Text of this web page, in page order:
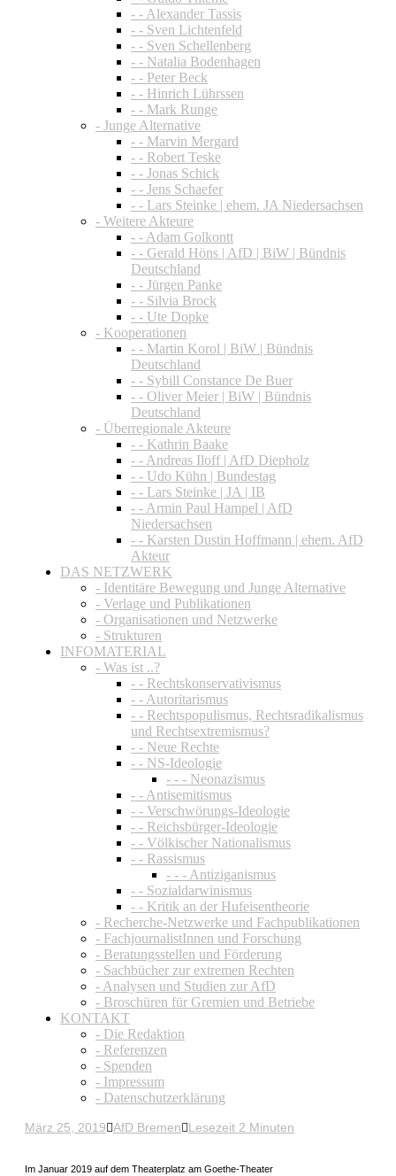
- - Alexander Tassis
- - Sven Lichtenfeld
- - Sven Schellenberg
- - Natalia Bodenhagen
- - Peter Beck
- - Hinrich Lührssen
- - Mark Runge
- Junge Alternative
- - Marvin Mergard
- - Robert Teske
- - Jonas Schick
- - Jens Schaefer
- - Lars Steinke | ehem. JA Niedersachsen
- Weitere Akteure
- - Adam Golkontt
- - Gerald Höns | AfD | BiW | Bündnis
Deutschland
- - Jürgen Panke
- - Silvia Brock
- - Ute Dopke
- Kooperationen
- - Martin Korol | BiW | Bündnis
Deutschland
- - Sybill Constance De Buer
- - Oliver Meier | BiW | Bündnis
Deutschland
- Überregionale Akteure
- - Kathrin Baake
- - Andreas Iloff | AfD Diepholz
- - Udo Kühn | Bundestag
- - Lars Steinke | JA | IB
- - Armin Paul Hampel | AfD
Niedersachsen
- - Karsten Dustin Hoffmann | ehem. AfD
Akteur
DAS NETZWERK
- Identitäre Bewegung und Junge Alternative
- Verlage und Publikationen
- Organisationen und Netzwerke
- Strukturen
INFOMATERIAL
- Was ist ..?
- - Rechtskonservativismus
- - Autoritarismus
- - Rechtspopulismus, Rechtsradikalismus
und Rechtsextremismus?
- - Neue Rechte
- - NS-Ideologie
- - - Neonazismus
- - Antisemitismus
- - Verschwörungs-Ideologie
- - Reichsbürger-Ideologie
- - Völkischer Nationalismus
- - Rassismus
- - - Antiziganismus
- - Sozialdarwinismus
- - Kritik an der Hufeisentheorie
- Recherche-Netzwerke und Fachpublikationen
- FachjournalistInnen und Forschung
- Beratungsstellen und Förderung
- Sachbücher zur extremen Rechten
- Analysen und Studien zur AfD
- Broschüren für Gremien und Betriebe
KONTAKT
- Die Redaktion
- Referenzen
- Spenden
- Impressum
- Datenschutzerklärung
März 25, 2019 AfD Bremen Lesezeit 2 Minuten
Im Januar 2019 auf dem Theaterplatz am Goethe-Theater